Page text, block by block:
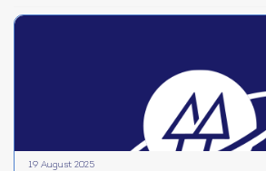
19 August 2025